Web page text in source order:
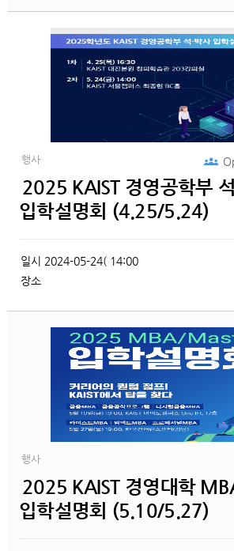
행사
2025 KAIST 경영공학부
입학설명회 (4.25/5.24)
일시 2024-05-24( 14:00
장소
행사
2025 KAIST 경영대학
입학설명회 (5.10/5.27)